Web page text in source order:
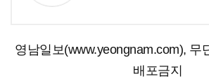
영남일보(www.yeongnam.com), 무
배포금지